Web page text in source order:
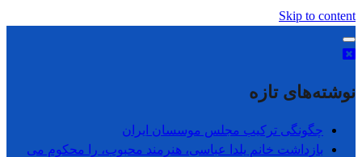
Skip to content
نوشته‌های تازه
چگونگی ترکیب مجلس موسسان ایران
بازداشت خانم یلدا عباسی، هنرمند محبوب، را محکوم می